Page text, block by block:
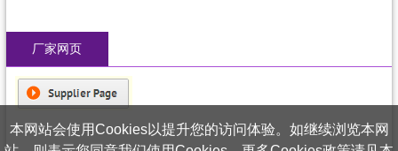
厂家网页
本网站会使用Cookies以提升您的访问体验。如继续浏览本网